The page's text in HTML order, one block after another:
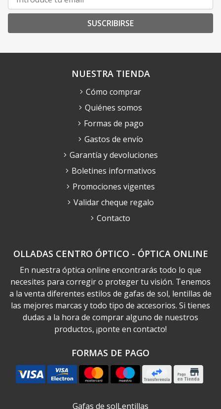
SUSCRIBIRSE
OLLADAS CENTRO ÓPTICO - ÓPTICA ONLINE
En nuestra óptica online encontrarás todo lo que
necesites para corregir o proteger tu visión. Tenemos
a la venta diferentes estilos de gafas de sol, lentillas de
las mejores marcas y todo tipo de accesorios. Si tienes
dudas a la hora de comprar alguno de nuestros
productos, ¡ponte en contacto!
FORMAS DE PAGO
NUESTRA TIENDA
Cómo comprar
Quiénes somos
Formas de pago
Gastos de envío
Garantía y devoluciones
Boletines informativos
Promociones vigentes
Validar cheque regalo
Contacto
Gafas de solLentillas